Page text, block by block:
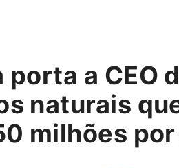
a CEO
naturais
milhões